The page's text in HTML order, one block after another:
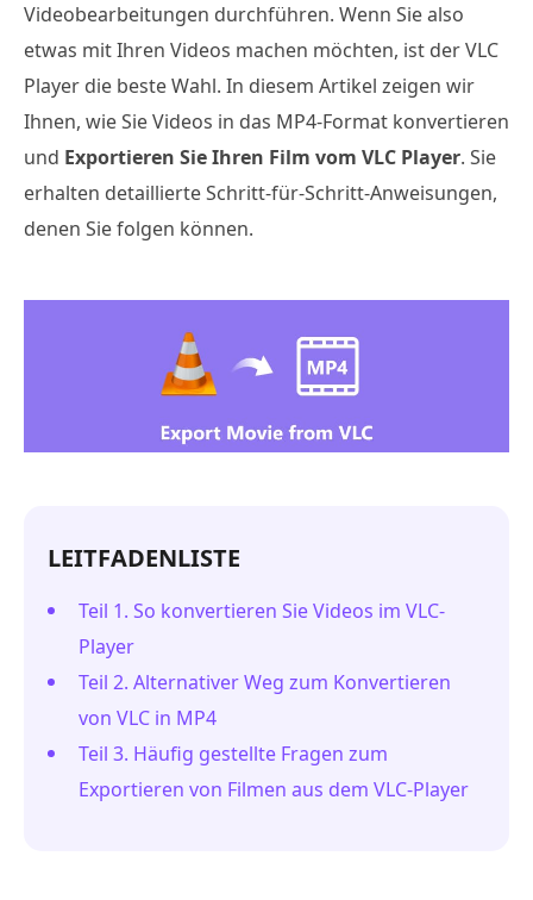
Videobearbeitungen durchführen. Wenn Sie also
etwas mit Ihren Videos machen möchten, ist der VLC
Player die beste Wahl. In diesem Artikel zeigen wir
Ihnen, wie Sie Videos in das MP4-Format konvertieren
und Exportieren Sie Ihren Film vom VLC Player. Sie
erhalten detaillierte Schritt-für-Schritt-Anweisungen,
denen Sie folgen können.
LEITFADENLISTE
Teil 1. So konvertieren Sie Videos im VLC-
Player
Teil 2. Alternativer Weg zum Konvertieren
von VLC in MP4
Teil 3. Häufig gestellte Fragen zum
Exportieren von Filmen aus dem VLC-Player